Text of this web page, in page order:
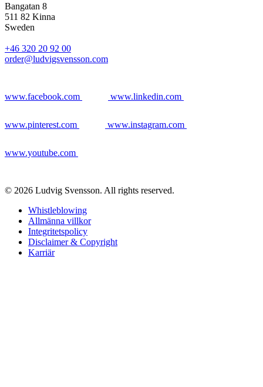
Bangatan 8
511 82 Kinna
Sweden
+46 320 20 92 00
order@ludvigsvensson.com
www.facebook.com www.linkedin.com
www.pinterest.com www.instagram.com
www.youtube.com
© 2026 Ludvig Svensson. All rights reserved.
Whistleblowing
Allmänna villkor
Integritetspolicy
Disclaimer & Copyright
Karriär